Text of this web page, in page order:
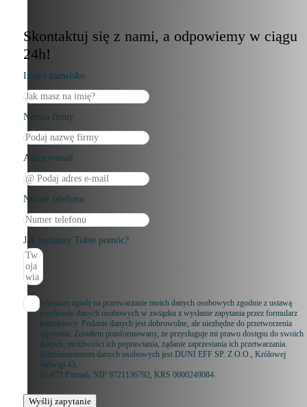
Skontaktuj się z nami, a odpowiemy w ciągu
24h!
Imię i nazwisko
Nazwa firmy
Adres e-mail
Numer telefonu
Jak możemy Tobie pomóc?
Wyrażam zgodę na przetwarzanie moich danych osobowych zgodnie z ustawą
o ochronie danych osobowych w związku z wysłanie zapytania przez formularz
kontaktowy. Podanie danych jest dobrowolne, ale niezbędne do przetworzenia
zapytania. Zostałem poinformowany, że przysługuje mi prawo dostępu do swoich
danych, możliwości ich poprawiania, żądanie zaprzestania ich przetwarzania.
Administratorem danych osobowych jest DUNI EFF SP. Z O.O., Królowej
Jadwigi 43,
61-872 Poznań, NIP 9721136792, KRS 0000249084.
Wyślij zapytanie